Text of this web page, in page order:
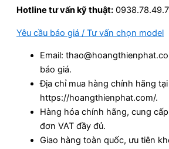
Hotline tư vấn kỹ thuật:
Yêu cầu báo giá / Tư vấn chọn model
Email:
báo giá.
Địa chỉ mua hàng chính hãng
https://hoangthienphat.com/.
Hàng hóa chính hãng, cung
đơn VAT đầy đủ.
Giao hàng toàn quốc, ưu tiên